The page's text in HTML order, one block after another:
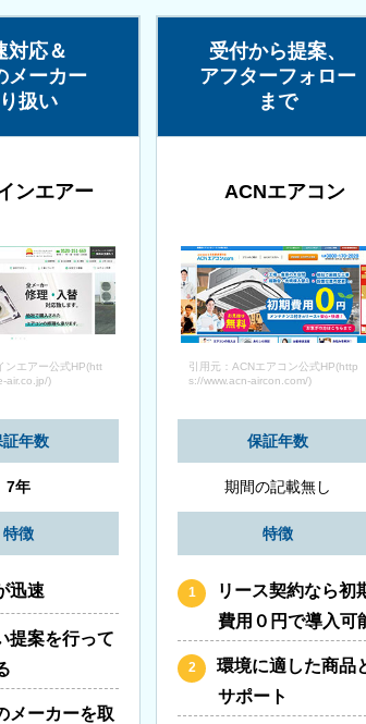
対応＆
メーカー
扱い
ンエアー
ンエアー公式HP(htt
air.co.jp/)
証年数
7年
特徴
迅速
提案を行って
メーカーを取
受付から提案、
アフターフォロー
まで
ACNエアコン
引用元：ACNエアコン公式HP(http
s://www.acn-aircon.com/)
保証年数
期間の記載無し
特徴
リース契約なら初
費用０円で導入可
環境に適した商品
サポート